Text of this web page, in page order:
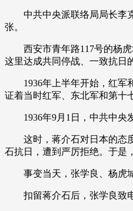
CCTV.节目官网
中共中央派联络局局长李克
张。
西安市青年路117号的杨虎
这里达成共同停战、一致抗日
1936年上半年开始，红军和
证着当时红军、东北军和第十
1936年9月1日，中共中央发
这时，蒋介石对日本的态度
石抗日，遭到严厉拒绝。于是
事变当天，张学良、杨虎城
扣留蒋介石后，张学良致电